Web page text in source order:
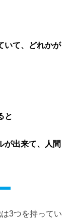
いて、どれかが
と
出来て、
人間
3つを持ってい